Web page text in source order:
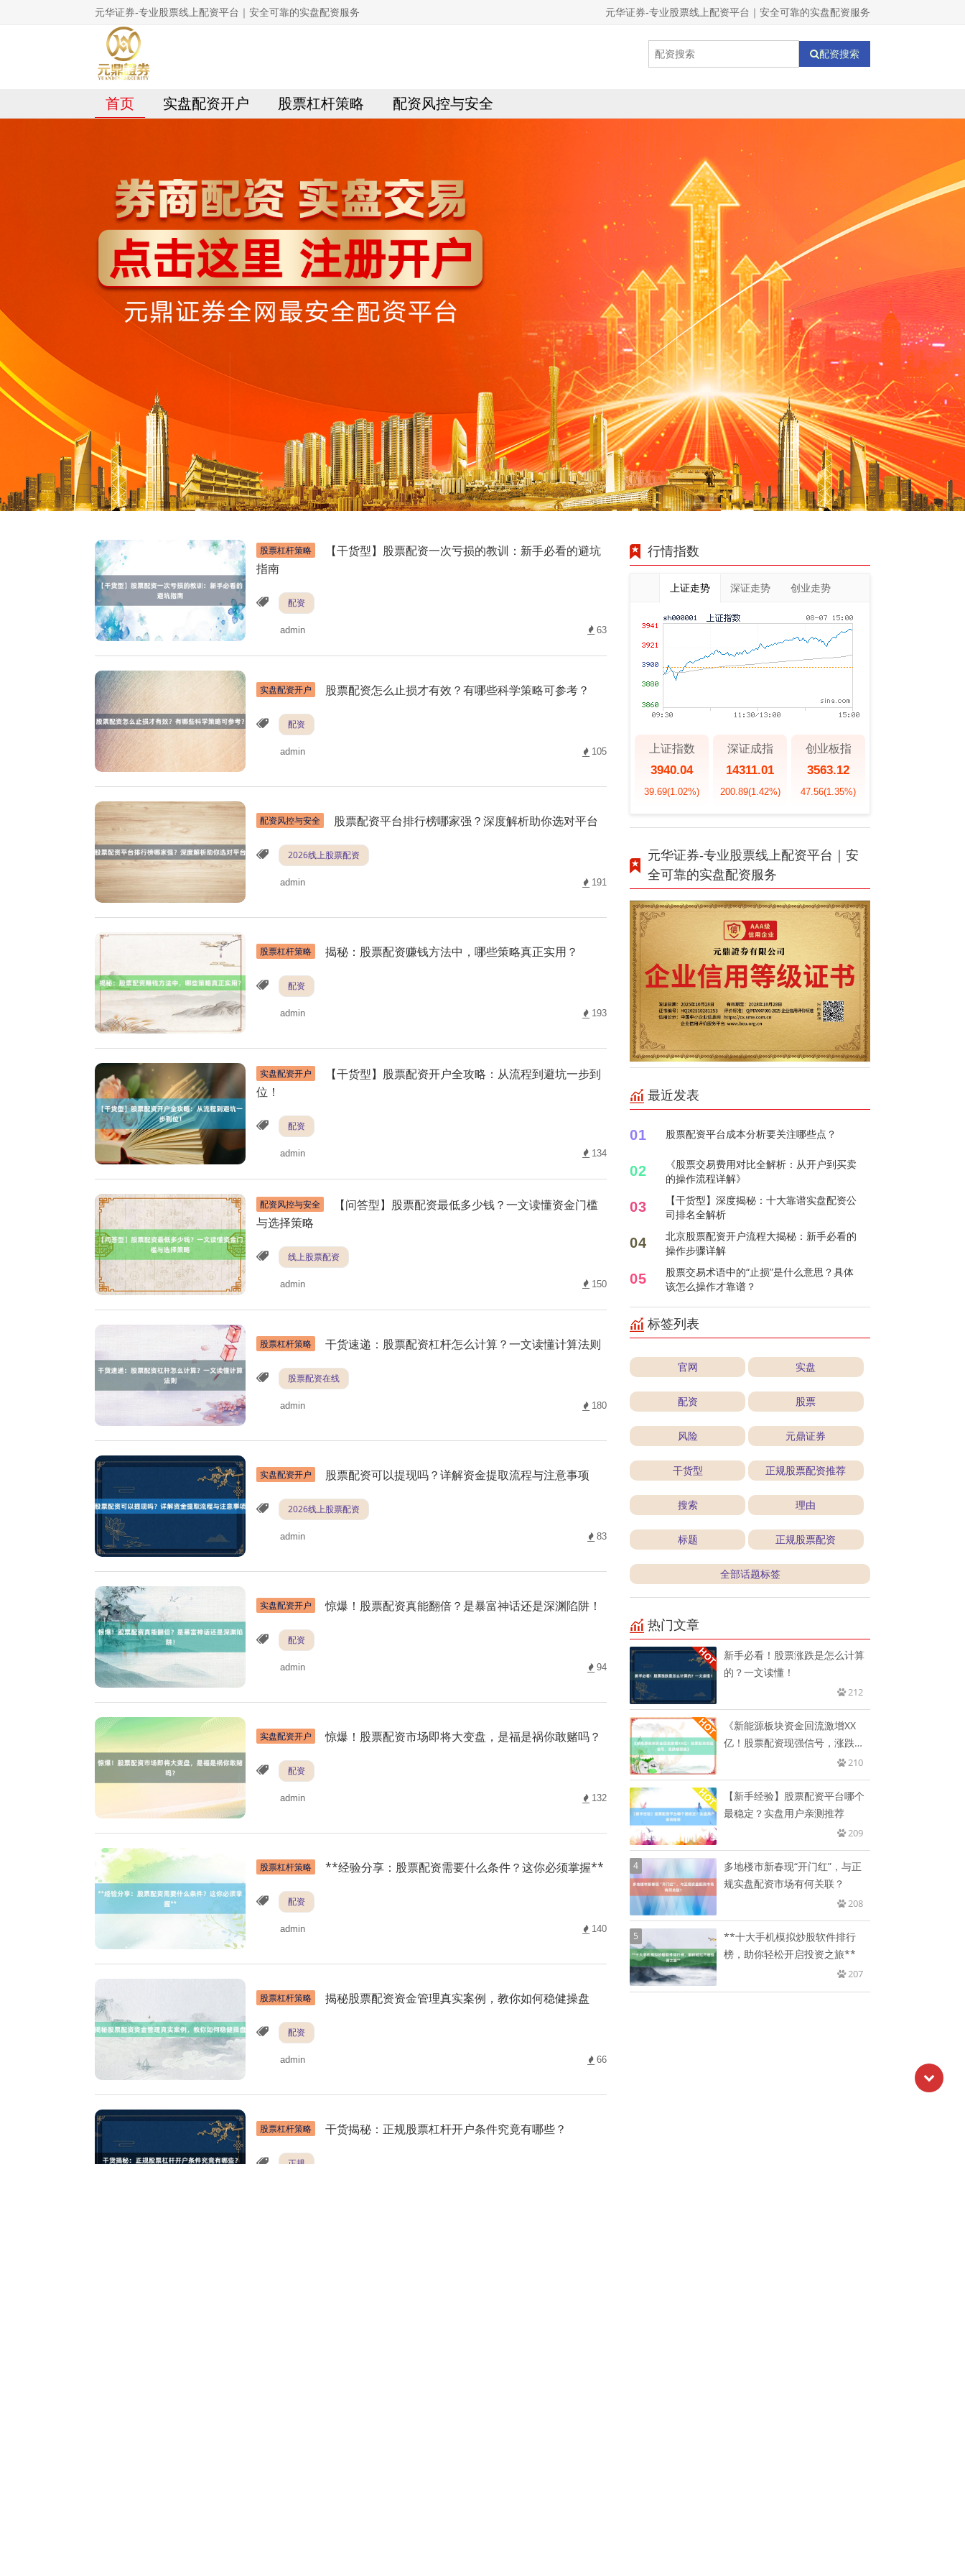
元华证券-专业股票线上配资平台｜安全可靠的实盘配资服务 元华证券-专业股票线上配资平台｜安全可靠的实盘配资服务
配资搜索
首页 实盘配资开户 股票杠杆策略 配资风控与安全
股票杠杆策略
【干货型】股票配资一次亏损的教训：新手必看的避坑
指南
配资
admin 63
实盘配资开户 股票配资怎么止损才有效？有哪些科学策略可参考？
配资
admin 105
配资风控与安全 股票配资平台排行榜哪家强？深度解析助你选对平台
2026线上股票配资
admin 191
股票杠杆策略 揭秘：股票配资赚钱方法中，哪些策略真正实用？
配资
admin 193
实盘配资开户
【干货型】股票配资开户全攻略：从流程到避坑一步到
位！
配资
admin 134
配资风控与安全
【问答型】股票配资最低多少钱？一文读懂资金门槛
与选择策略
线上股票配资
admin 150
股票杠杆策略 干货速递：股票配资杠杆怎么计算？一文读懂计算法则
股票配资在线
admin 180
实盘配资开户 股票配资可以提现吗？详解资金提取流程与注意事项
2026线上股票配资
admin 83
实盘配资开户 惊爆！股票配资真能翻倍？是暴富神话还是深渊陷阱！
配资
admin 94
实盘配资开户 惊爆！股票配资市场即将大变盘，是福是祸你敢赌吗？
配资
admin 132
股票杠杆策略 **经验分享：股票配资需要什么条件？这你必须掌握**
配资
admin 140
股票杠杆策略 揭秘股票配资资金管理真实案例，教你如何稳健操盘
配资
admin 66
股票杠杆策略 干货揭秘：正规股票杠杆开户条件究竟有哪些？
正规
行情指数
上证走势 深证走势 创业走势
上证指数
3940.04
39.69(1.02%)
深证成指
14311.01
200.89(1.42%)
创业板指
3563.12
47.56(1.35%)
元华证券-专业股票线上配资平台｜安
全可靠的实盘配资服务
最近发表
01 股票配资平台成本分析要关注哪些点？
02
《股票交易费用对比全解析：从开户到买卖
的操作流程详解》
03
【干货型】深度揭秘：十大靠谱实盘配资公
司排名全解析
04
北京股票配资开户流程大揭秘：新手必看的
操作步骤详解
05
股票交易术语中的“止损”是什么意思？具体
该怎么操作才靠谱？
标签列表
官网 实盘
配资 股票
风险 元鼎证券
干货型 正规股票配资推荐
搜索 理由
标题 正规股票配资
全部话题标签
热门文章
新手必看！股票涨跌是怎么计算
的？一文读懂！
212
《新能源板块资金回流激增XX
亿！股票配资现强信号，涨跌幅
210
【新手经验】股票配资平台哪个
最稳定？实盘用户亲测推荐
209
4
多地楼市新春现“开门红”，与正
规实盘配资市场有何关联？
208
5
**十大手机模拟炒股软件排行
榜，助你轻松开启投资之旅**
207